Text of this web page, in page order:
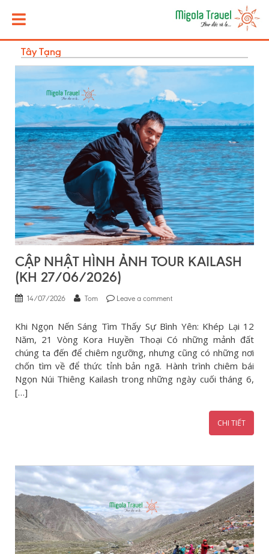
Tây Tạng
CẬP NHẬT HÌNH ẢNH TOUR KAILASH
(KH 27/06/2026)
14/07/2026 Tom Leave a comment
Khi Ngọn Nến Sáng Tìm Thấy Sự Bình Yên: Khép Lại 12
Năm, 21 Vòng Kora Huyền Thoại Có những mảnh đất
chúng ta đến để chiêm ngưỡng, nhưng cũng có những nơi
chốn tìm về để thức tỉnh bản ngã. Hành trình chiêm bái
Ngọn Núi Thiêng Kailash trong những ngày cuối tháng 6,
[…]
CHI TIẾT